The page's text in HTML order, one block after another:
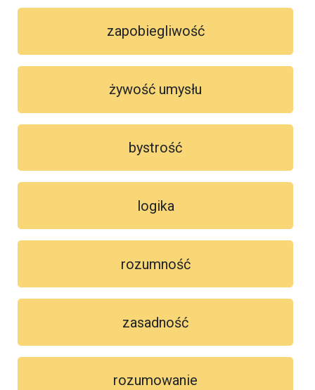
zapobiegliwość
żywość umysłu
bystrość
logika
rozumność
zasadność
rozumowanie